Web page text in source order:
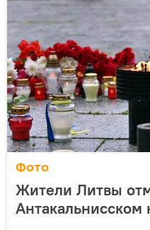
Фото
Жители Литвы
Антакальнисском